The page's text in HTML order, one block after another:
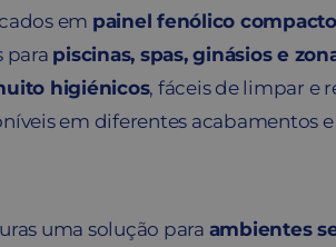
em painel fenólico compacto
para piscinas, spas, ginásios e
higiénicos, fáceis de limpar e
em diferentes acabamentos
uma solução para ambientes